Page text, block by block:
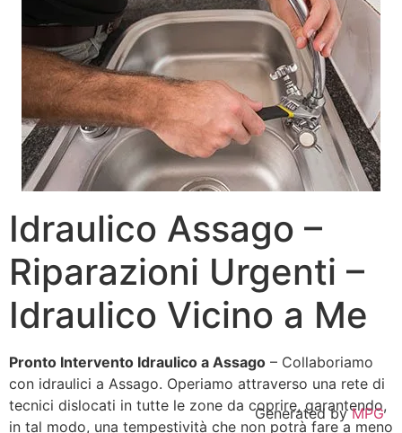
Idraulico Assago –
Riparazioni Urgenti –
Idraulico Vicino a Me
Pronto Intervento Idraulico a Assago – Collaboriamo
con idraulici a Assago. Operiamo attraverso una rete di
tecnici dislocati in tutte le zone da coprire, garantendo,
in tal modo, una tempestività che non potrà fare a meno
Generated byMPG